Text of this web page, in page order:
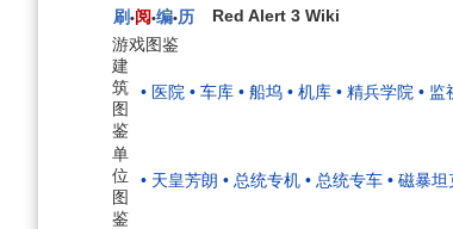
刷•阅•编•历
Red Alert 3 Wiki
游戏图鉴
建
筑
图
鉴
• 医院 • 车库 • 船坞 • 机库 • 精兵学院 • 监
单
位
图
鉴
• 天皇芳朗 • 总统专机 • 总统专车 • 磁暴坦